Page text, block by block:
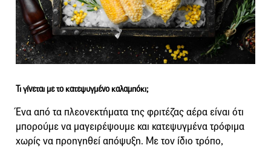
Τι γίνεται με το κατεψυγμένο καλαμπόκι;
Ένα από τα πλεονεκτήματα της φριτέζας αέρα είναι ότι
μπορούμε να μαγειρέψουμε και κατεψυγμένα τρόφιμα
χωρίς να προηγηθεί απόψυξη. Με τον ίδιο τρόπο,